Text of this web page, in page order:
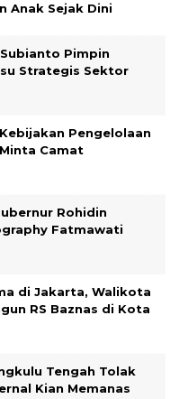
Anak Sejak Dini
Pimpin
Strategis Sektor
Pengelolaan
Camat
Rohidin
Fatmawati
di Jakarta, Walikota
RS Baznas di Kota
Tengah Tolak
Kian Memanas